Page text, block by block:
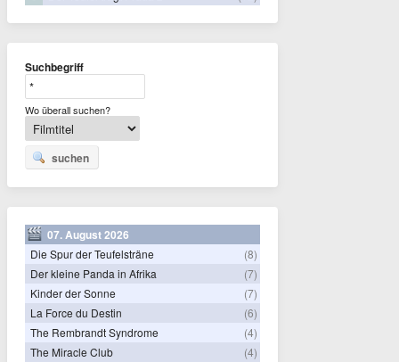
Suchbegriff
Wo überall suchen?
suchen
07. August 2026
Die Spur der Teufelsträne
(8)
Der kleine Panda in Afrika
(7)
Kinder der Sonne
(7)
La Force du Destin
(6)
The Rembrandt Syndrome
(4)
The Miracle Club
(4)